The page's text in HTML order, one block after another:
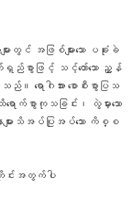
တွင် အဖြစ်များသော ပခုံးခဲ
စွာဖြင့် သင့်တော်သော ညွှန်
။ ရောဂါအား စောစီးစွာပြသ
း ထိရောက်စွာကုသခြင်း၊ လွဲမှားသော
များသိအပ်ပြုအပ်သော ကိစ္စ
င်းအတွက်ပါ